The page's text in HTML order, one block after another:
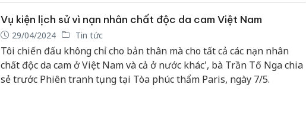
Vụ kiện lịch sử vì nạn nhân chất độc da cam Việt Nam
29/04/2024 Tin tức
Tôi chiến đấu không chỉ cho bản thân mà cho tất cả các nạn nhân
chất độc da cam ở Việt Nam và cả ở nước khác', bà Trần Tố Nga chia
sẻ trước Phiên tranh tụng tại Tòa phúc thẩm Paris, ngày 7/5.